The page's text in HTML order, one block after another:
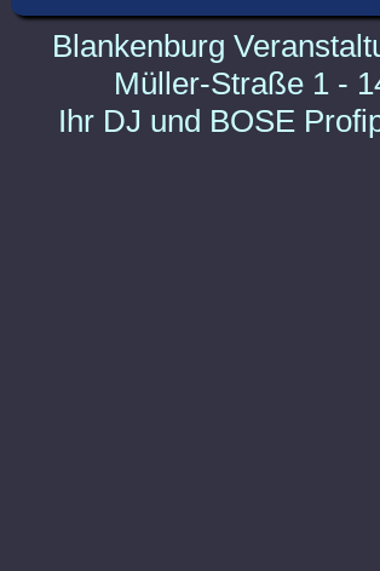
Blankenburg
Müller-Straße 1 -
Ihr DJ und BOSE